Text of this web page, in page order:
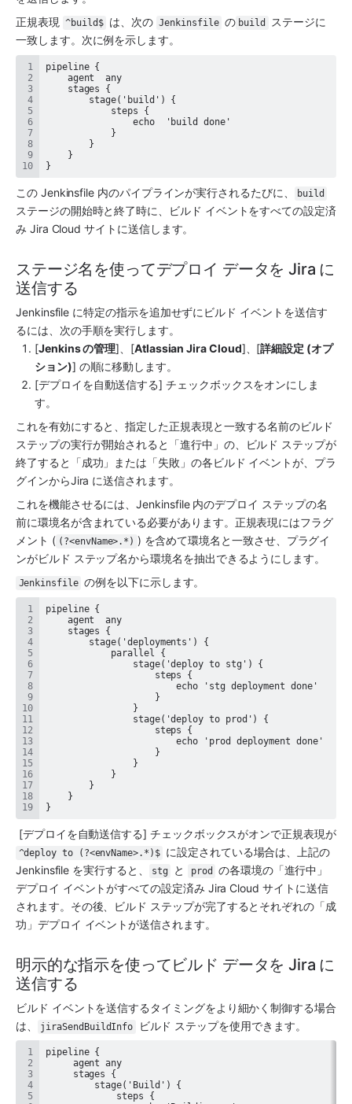
正規表現
^build$ は、次の Jenkinsfile の build
ステージに
一致します。次に例を示します。
}
この Jenkinsfile 内のパイプラインが実行されるたびに、 build
ステージの開始時と終了時に、ビルド イベントをすべての設定済
み Jira Cloud サイトに送信します。
ステージ名を使ってデプロイ データを Jira に
送信する
Jenkinsfile に特定の指示を追加せずにビルド イベントを送信す
るには、次の手順を実行します。
[Jenkins の管理]、[Atlassian Jira Cloud]、[詳細設定 (オプ
ション)] の順に移動します。
[デプロイを自動送信する] チェックボックスをオンにしま
す。
これを有効にすると、指定した正規表現と一致する名前のビルド
ステップの実行が開始されると「進行中」の、ビルド ステップが
終了すると「成功」または「失敗」の各ビルド イベントが、プラ
グインからJira に送信されます。
これを機能させるには、Jenkinsfile 内のデプロイ ステップの名
前に環境名が含まれている必要があります。正規表現にはフラグ
メント ( (?<envName>.*) ) を含めて環境名と一致させ、プラグイ
ンがビルド ステップ名から環境名を抽出できるようにします。
Jenkinsfile の例を以下に示します。
}
[デプロイを自動送信する] チェックボックスがオンで正規表現が
^deploy to (?<envName>.*)$ に設定されている場合は、上記の
Jenkinsfile を実行すると、
stg と prod
の各環境の「進行中」
デプロイ イベントがすべての設定済み Jira Cloud サイトに送信
されます。その後、ビルド ステップが完了するとそれぞれの「成
功」デプロイ イベントが送信されます。
明示的な指示を使ってビルド データを Jira に
送信する
ビルド イベントを送信するタイミングをより細かく制御する場合
は、
jiraSendBuildInfo ビルド ステップを使用できます。